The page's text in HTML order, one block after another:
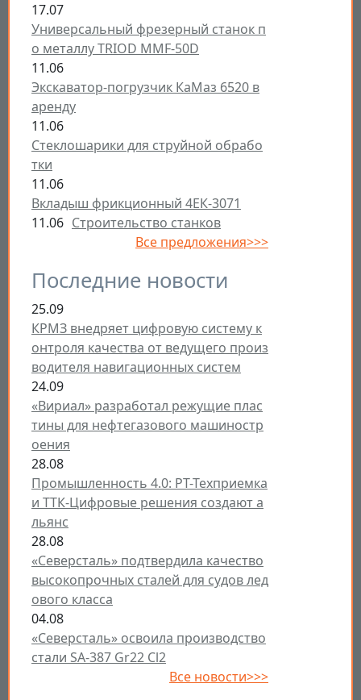
17.07
Универсальный фрезерный станок п
о металлу TRIOD MMF-50D
11.06
Экскаватор-погрузчик КаМаз 6520 в
аренду
11.06
Стеклошарики для струйной обрабо
тки
11.06
Вкладыш фрикционный 4ЕК-3071
11.06 Строительство станков
Все предложения>>>
Последние новости
25.09
КРМЗ внедряет цифровую систему к
онтроля качества от ведущего произ
водителя навигационных систем
24.09
«Вириал» разработал режущие плас
тины для нефтегазового машиностр
оения
28.08
Промышленность 4.0: РТ-Техприемка
и ТТК-Цифровые решения создают а
льянс
28.08
«Северсталь» подтвердила качество
высокопрочных сталей для судов лед
ового класса
04.08
«Северсталь» освоила производство
стали SA-387 Gr22 Cl2
Все новости>>>